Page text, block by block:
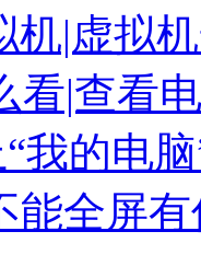
机|虚拟
看|查看
我的电
能全屏